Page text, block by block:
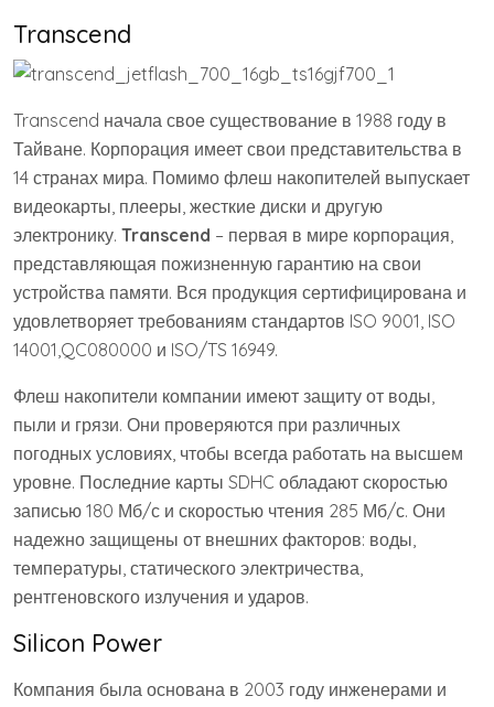
Transcend
Transcend начала свое существование в 1988 году в
Тайване. Корпорация имеет свои представительства в
14 странах мира. Помимо флеш накопителей выпускает
видеокарты, плееры, жесткие диски и другую
электронику. Transcend – первая в мире корпорация,
представляющая пожизненную гарантию на свои
устройства памяти. Вся продукция сертифицирована и
удовлетворяет требованиям стандартов ISO 9001, ISO
14001,QC080000 и ISO/TS 16949.
Флеш накопители компании имеют защиту от воды,
пыли и грязи. Они проверяются при различных
погодных условиях, чтобы всегда работать на высшем
уровне. Последние карты SDHC обладают скоростью
записью 180 Мб/с и скоростью чтения 285 Мб/с. Они
надежно защищены от внешних факторов: воды,
температуры, статического электричества,
рентгеновского излучения и ударов.
Silicon Power
Компания была основана в 2003 году инженерами и